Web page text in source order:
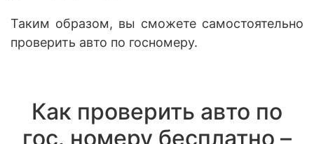
Таким образом, вы сможете самостоятельно
проверить авто по госномеру.
Как проверить авто по
гос. номеру бесплатно –